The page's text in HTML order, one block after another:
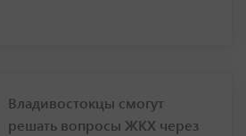
Владивостокцы смогут
решать вопросы ЖКХ через